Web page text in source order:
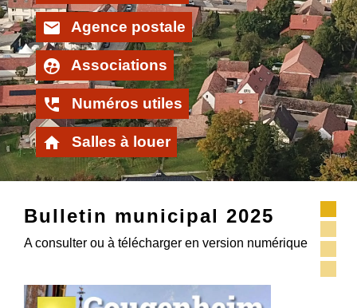
email Agence postale
supervised_user_circle Associations
perm_phone_msg Numéros utiles
home Salles à louer
Bulletin municipal 2025
A consulter ou à télécharger en version numérique